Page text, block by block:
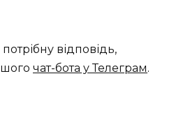
відповідь,
чат-бота у Телеграм.